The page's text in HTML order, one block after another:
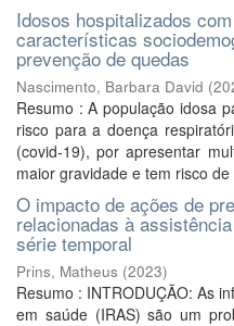
Idosos hospitalizados
características
prevenção de quedas
Nascimento, Barbara David (
Resumo : A população idosa
risco para a doença
(covid-19), por apresentar
maior gravidade e tem risco de
O impacto de ações de
relacionadas à
série temporal
Prins, Matheus (2023)
Resumo : INTRODUÇÃO: As
em saúde (IRAS) são um